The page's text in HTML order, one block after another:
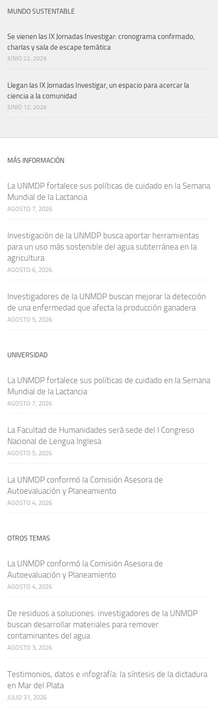
MUNDO SUSTENTABLE
Se vienen las IX Jornadas Investigar: cronograma confirmado,
charlas y sala de escape temática
JUNIO 22, 2026
Llegan las IX Jornadas Investigar, un espacio para acercar la
ciencia a la comunidad
JUNIO 12, 2026
MÁS INFORMACIÓN
La UNMDP fortalece sus políticas de cuidado en la Semana
Mundial de la Lactancia
AGOSTO 7, 2026
Investigación de la UNMDP busca aportar herramientas
para un uso más sostenible del agua subterránea en la
agricultura
AGOSTO 6, 2026
Investigadores de la UNMDP buscan mejorar la detección
de una enfermedad que afecta la producción ganadera
AGOSTO 5, 2026
UNIVERSIDAD
La UNMDP fortalece sus políticas de cuidado en la Semana
Mundial de la Lactancia
AGOSTO 7, 2026
La Facultad de Humanidades será sede del I Congreso
Nacional de Lengua Inglesa
AGOSTO 5, 2026
La UNMDP conformó la Comisión Asesora de
Autoevaluación y Planeamiento
AGOSTO 4, 2026
OTROS TEMAS
La UNMDP conformó la Comisión Asesora de
Autoevaluación y Planeamiento
AGOSTO 4, 2026
De residuos a soluciones: investigadores de la UNMDP
buscan desarrollar materiales para remover
contaminantes del agua
AGOSTO 3, 2026
Testimonios, datos e infografía: la síntesis de la dictadura
en Mar del Plata
JULIO 31, 2026